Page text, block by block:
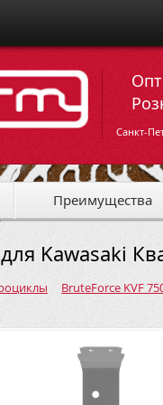
Опт
Санкт-
Преимущества
Kawasaki
BruteForce KVF